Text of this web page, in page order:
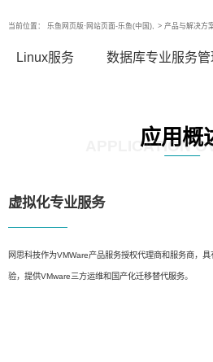
当前位置： 乐鱼网页版·网站页面-乐鱼(中国), > 产品与解决方
Linux服务 数据库专业服务
应用概
APPLICATION
虚拟化专业服务
网思科技作为VMWare产品服务授权代理商和服务商，
验，提供VMware三方运维和国产化迁移替代服务。